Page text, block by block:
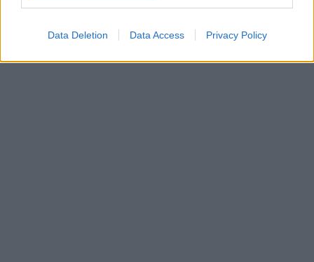
Data Deletion Data Access Privacy Policy